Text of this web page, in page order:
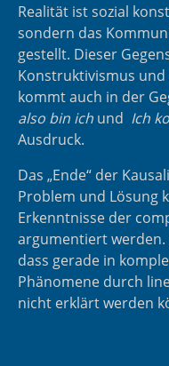
Realität ist sozial
sondern das
gestellt. Dieser
Konstruktivismus
kommt auch in der
also bin ich und Ich
Ausdruck.
Das „Ende“ der
Problem und Lösung
Erkenntnisse der
argumentiert werden.
dass gerade in
Phänomene durch
nicht erklärt werden